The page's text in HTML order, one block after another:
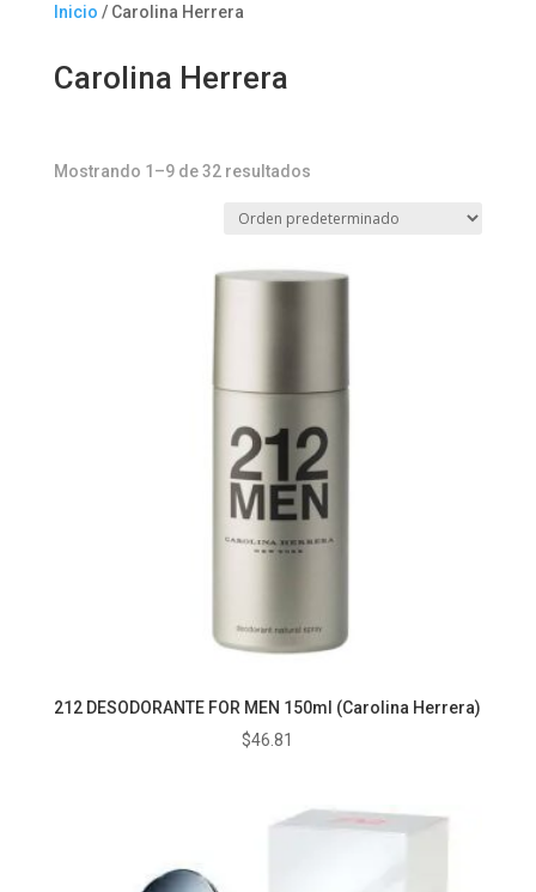
Inicio / Carolina Herrera
Carolina Herrera
Mostrando 1–9 de 32 resultados
212 DESODORANTE FOR MEN 150ml (Carolina Herrera)
$46.81